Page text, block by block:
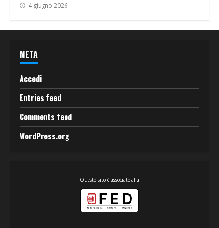
4 giugno 2026
META
Accedi
Entries feed
Comments feed
WordPress.org
Questo sito è associato alla